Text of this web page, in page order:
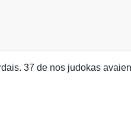
37 de nos judokas